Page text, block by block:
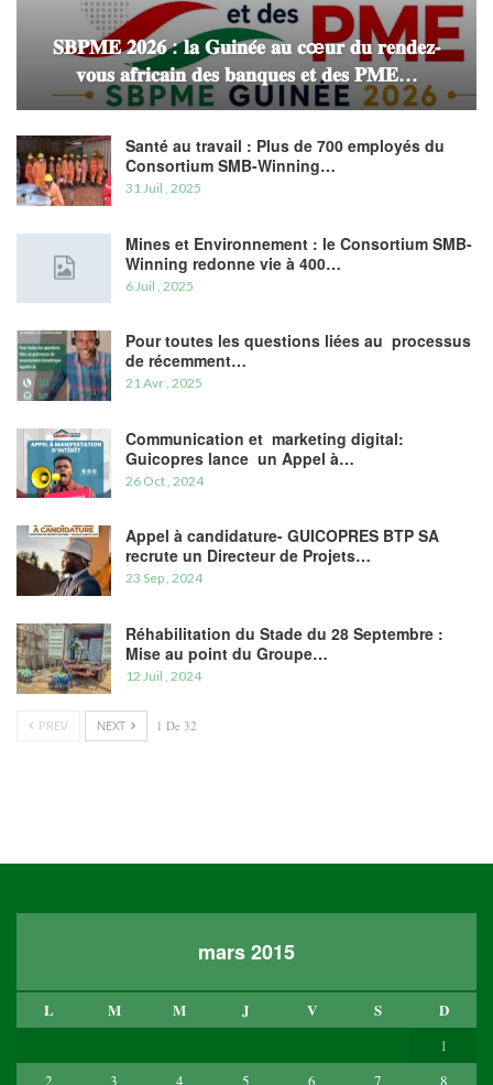
𝐒𝐁𝐏𝐌𝐄 𝟐𝟎𝟐𝟔 : 𝐥𝐚 𝐆𝐮𝐢𝐧𝐞́𝐞 𝐚𝐮 𝐜œ𝐮𝐫 𝐝𝐮 𝐫𝐞𝐧𝐝𝐞𝐳-
𝐯𝐨𝐮𝐬 𝐚𝐟𝐫𝐢𝐜𝐚𝐢𝐧 𝐝𝐞𝐬 𝐛𝐚𝐧𝐪𝐮𝐞𝐬 𝐞𝐭 𝐝𝐞𝐬 𝐏𝐌𝐄…
Santé au travail : Plus de 700 employés du
Consortium SMB-Winning…
31 Juil , 2025
Mines et Environnement : le Consortium SMB-
Winning redonne vie à 400…
6 Juil , 2025
Pour toutes les questions liées au processus
de récemment…
21 Avr , 2025
Communication et marketing digital:
Guicopres lance un Appel à…
26 Oct , 2024
Appel à candidature- GUICOPRES BTP SA
recrute un Directeur de Projets…
23 Sep , 2024
Réhabilitation du Stade du 28 Septembre :
Mise au point du Groupe…
12 Juil , 2024
PREV NEXT 1 De 32
mars 2015
L M M J V S D
1
2
3 4 5 6 7
8